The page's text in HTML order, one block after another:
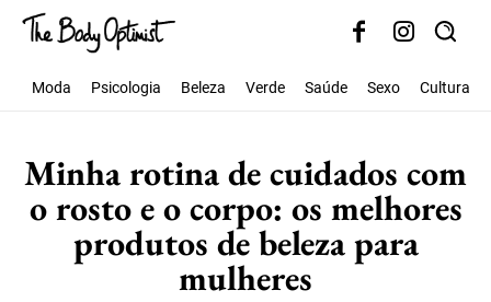
Moda Psicologia Beleza Verde Saúde Sexo Cultura
Minha rotina de cuidados com
o rosto e o corpo: os melhores
produtos de beleza para
mulheres